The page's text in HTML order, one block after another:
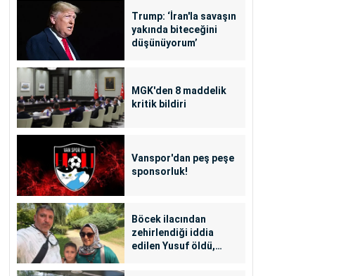
Trump: ‘İran'la savaşın
yakında biteceğini
düşünüyorum’
MGK'den 8 maddelik
kritik bildiri
Vanspor'dan peş peşe
sponsorluk!
Böcek ilacından
zehirlendiği iddia
edilen Yusuf öldü,